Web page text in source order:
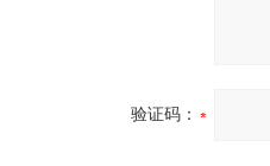
验证码：